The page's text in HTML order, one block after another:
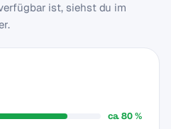
ist, siehst du im
ca. 80 %